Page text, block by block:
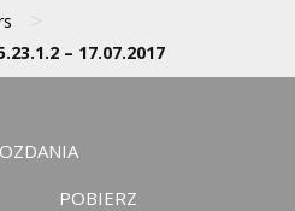
>
– 17.07.2017
POBIERZ